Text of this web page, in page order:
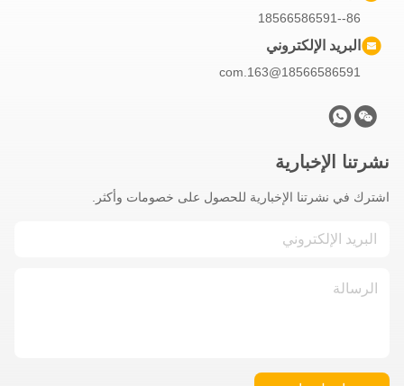
86--18566586591
البريد الإلكتروني
18566586591@163.com
نشرتنا الإخبارية
اشترك في نشرتنا الإخبارية للحصول على خصومات وأكثر.